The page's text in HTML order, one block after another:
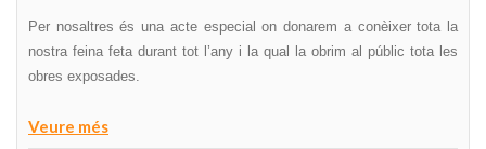
Per nosaltres és una acte especial on donarem a conèixer tota la
nostra feina feta durant tot l’any i la qual la obrim al públic tota les
obres exposades.
Veure més